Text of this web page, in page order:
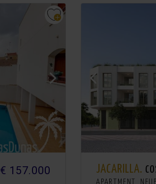
€ 157.000 JACARILLA.